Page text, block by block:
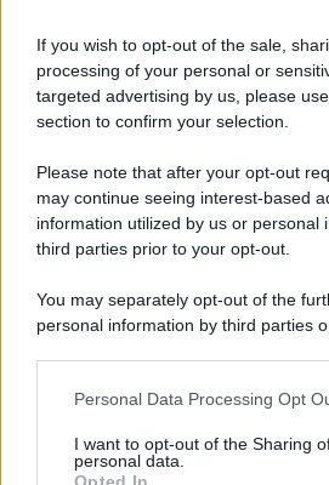
If you wish to opt-out of the sale,
processing of your personal or
targeted advertising by us, please
section to confirm your selection.
Please note that after your opt-out
may continue seeing interest-based
information utilized by us or personal
third parties prior to your opt-out.
You may separately opt-out of the
personal information by third parties
This information may also be
disclose it to other third parties.
Personal Data Processing Opt
I want to opt-out of the Sharing
personal data.
© 2026 - Pianeta Design - P.IVA
Registrata Al Tribunale Di Nocera
ISCRIZIONE AL ROC N. 35792 –
(ASSOCIAZIONE NAZIONALE
PREFERENZE